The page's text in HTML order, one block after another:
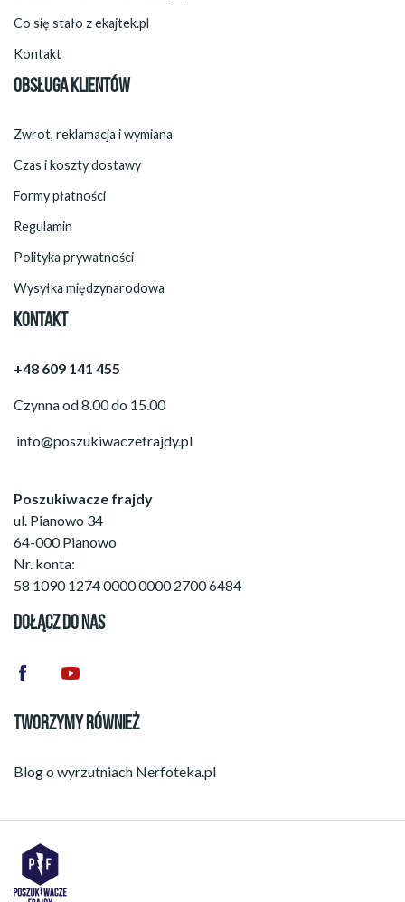
Co się stało z ekajtek.pl
Kontakt
OBSŁUGA KLIENTÓW
Zwrot, reklamacja i wymiana
Czas i koszty dostawy
Formy płatności
Regulamin
Polityka prywatności
Wysyłka międzynarodowa
KONTAKT
+48 609 141 455
Czynna od 8.00 do 15.00
info@poszukiwaczefrajdy.pl
Poszukiwacze frajdy
ul. Pianowo 34
64-000 Pianowo
Nr. konta:
58 1090 1274 0000 0000 2700 6484
DOŁĄCZ DO NAS
TWORZYMY RÓWNIEŻ
Blog o wyrzutniach Nerfoteka.pl